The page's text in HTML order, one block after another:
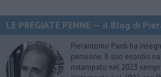
LE PREGIATE PENNE — il Blog di
Pierantonio Pardi ha
pensione. Il suo esordio
ristampato nel 2023